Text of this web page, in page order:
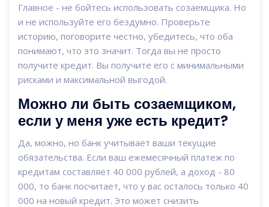
Главное - не бойтесь использовать созаемщика. Но
и не используйте его бездумно. Проверьте
историю, поговорите честно, убедитесь, что оба
понимают, что это значит. Тогда вы не просто
получите кредит. Вы получите его с минимальными
рисками и максимальной выгодой.
Можно ли быть созаемщиком,
если у меня уже есть кредит?
Да, можно, но банк учитывает ваши текущие
обязательства. Если ваш ежемесячный платеж по
кредитам составляет 40 000 рублей, а доход - 80
000, то банк посчитает, что у вас осталось только 40
000 на новый кредит. Это может снизить